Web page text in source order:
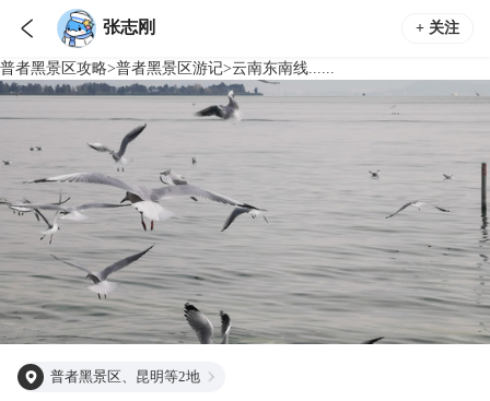
 张志刚 + 关注
普者黑景区攻略>普者黑景区游记>云南东南线......
普者黑景区、昆明等2地